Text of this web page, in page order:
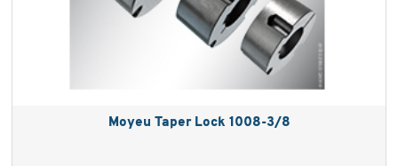
Moyeu Taper Lock 1008-3/8